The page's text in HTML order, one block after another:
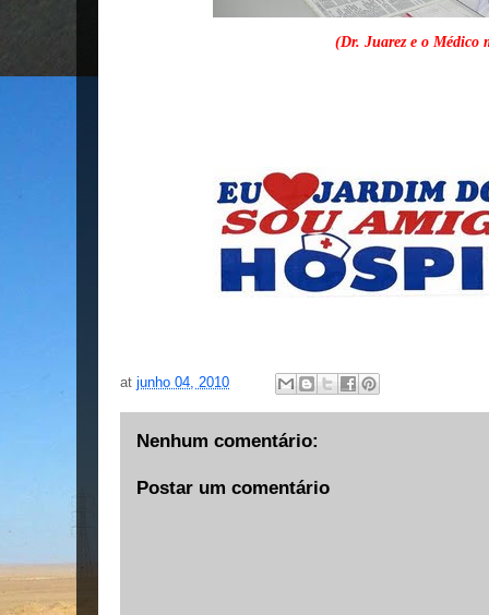
(Dr. Juarez e o Médico
at junho 04, 2010
Nenhum comentário:
Postar um comentário